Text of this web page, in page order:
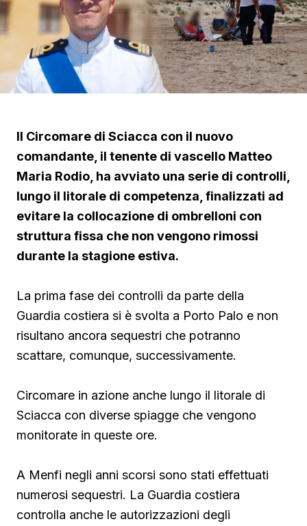
Il Circomare di Sciacca con il nuovo
comandante, il tenente di vascello Matteo
Maria Rodio, ha avviato una serie di controlli,
lungo il litorale di competenza, finalizzati ad
evitare la collocazione di ombrelloni con
struttura fissa che non vengono rimossi
durante la stagione estiva.
La prima fase dei controlli da parte della
Guardia costiera si è svolta a Porto Palo e non
risultano ancora sequestri che potranno
scattare, comunque, successivamente.
Circomare in azione anche lungo il litorale di
Sciacca con diverse spiagge che vengono
monitorate in queste ore.
A Menfi negli anni scorsi sono stati effettuati
numerosi sequestri. La Guardia costiera
controlla anche le autorizzazioni degli